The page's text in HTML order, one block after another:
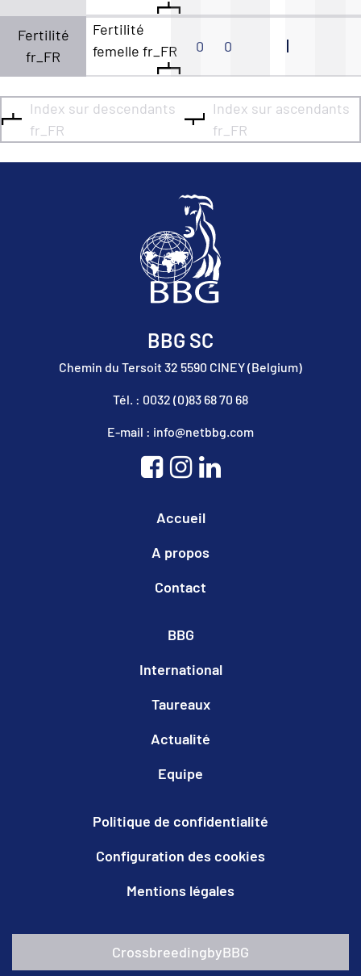
Fertilité
fr_FR
Fertilité
femelle fr_FR
0 0
Index sur descendants
fr_FR
Index sur ascendants
fr_FR
BBG SC
Chemin du Tersoit 32 5590 CINEY (Belgium)
Tél. : 0032 (0)83 68 70 68
E-mail : info@netbbg.com
Accueil
A propos
Contact
BBG
International
Taureaux
Actualité
Equipe
Politique de confidentialité
Configuration des cookies
Mentions légales
CrossbreedingbyBBG